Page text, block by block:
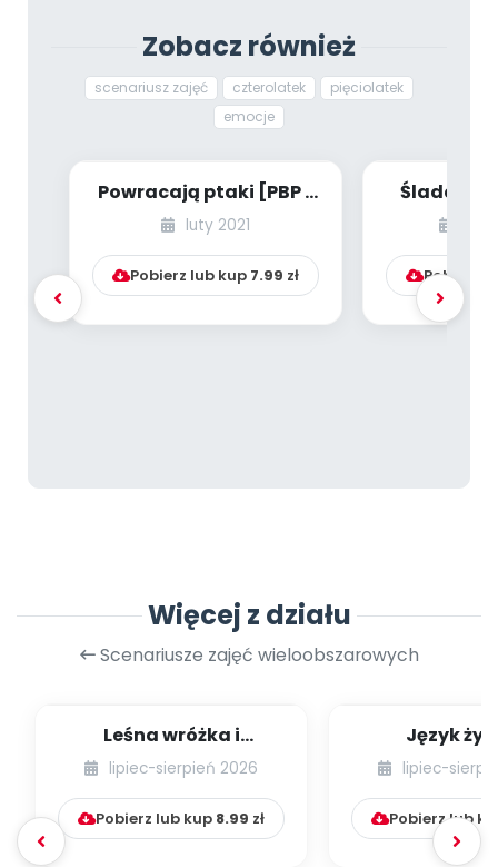
Zobacz również
scenariusz zajęć czterolatek
pięciolatek
emocje
Powracają ptaki [PBP -
dzieci młodsze - numer
4]
luty 2021
Pobierz lub kup 7.99 zł
Śladami
dzieci
Pobierz
Więcej z działu
Scenariusze zajęć wieloobszarowych
Leśna wróżka i
przyjaciele
lipiec-sierpień 2026
Pobierz lub kup 8.99 zł
Język
lipiec-
Pobierz lub